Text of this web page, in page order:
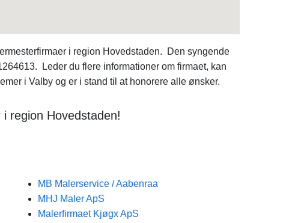
i region Hovedstaden. Den syngende
Leder du flere informationer om firmaet, kan
i Valby og er i stand til at honorere alle ønsker.
region Hovedstaden!
MB Malerservice / Aabenraa
MHJ Maler ApS
Malerfirmaet Kjøgx ApS